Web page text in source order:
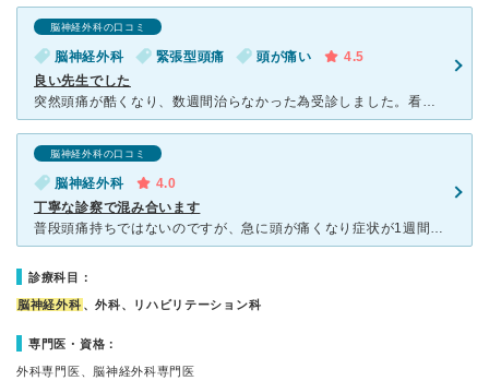
脳神経外科の口コミ
脳神経外科 緊張型頭痛 頭が痛い
4.5
良い先生でした
突然頭痛が酷くなり、数週間治らなかった為受診しました。看護師さんも院長もとても良く、丁寧に診察してくださいました。 問診からMRI、そして結果を踏まえての診断結果、全て分かりやすく説明してくださ
脳神経外科の口コミ
脳神経外科
4.0
丁寧な診察で混み合います
普段頭痛持ちではないのですが、急に頭が痛くなり症状が1週間くらい続いたため、こちらの病院にお世話になりました。 予約なしでも診ていただけましたが、非常に混み合っており、2時間以上待ちました。問診
診療科目：
脳神経外科 、外科、リハビリテーション科
専門医・資格：
外科専門医、脳神経外科専門医